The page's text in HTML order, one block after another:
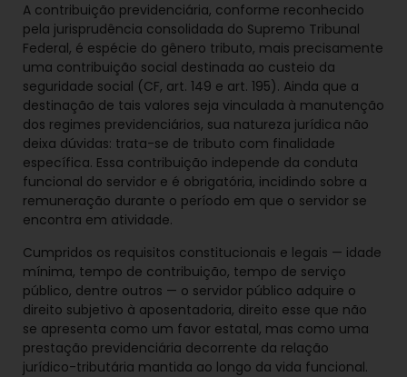
A contribuição previdenciária, conforme reconhecido
pela jurisprudência consolidada do Supremo Tribunal
Federal, é espécie do gênero tributo, mais precisamente
uma contribuição social destinada ao custeio da
seguridade social (CF, art. 149 e art. 195). Ainda que a
destinação de tais valores seja vinculada à manutenção
dos regimes previdenciários, sua natureza jurídica não
deixa dúvidas: trata-se de tributo com finalidade
específica. Essa contribuição independe da conduta
funcional do servidor e é obrigatória, incidindo sobre a
remuneração durante o período em que o servidor se
encontra em atividade.
Cumpridos os requisitos constitucionais e legais — idade
mínima, tempo de contribuição, tempo de serviço
público, dentre outros — o servidor público adquire o
direito subjetivo à aposentadoria, direito esse que não
se apresenta como um favor estatal, mas como uma
prestação previdenciária decorrente da relação
jurídico-tributária mantida ao longo da vida funcional.